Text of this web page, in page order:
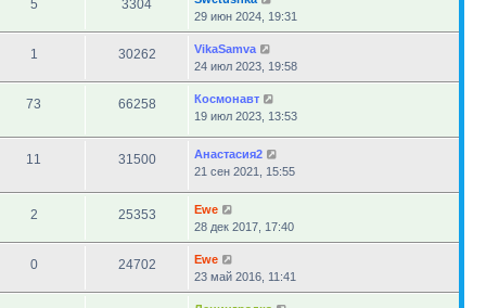
5 3304
29 июн 2024, 19:31
1 30262
VikaSamva
24 июл 2023, 19:58
73 66258
Космонавт
19 июл 2023, 13:53
11 31500
Анастасия2
21 сен 2021, 15:55
2 25353
Ewe
28 дек 2017, 17:40
0 24702
Ewe
23 май 2016, 11:41